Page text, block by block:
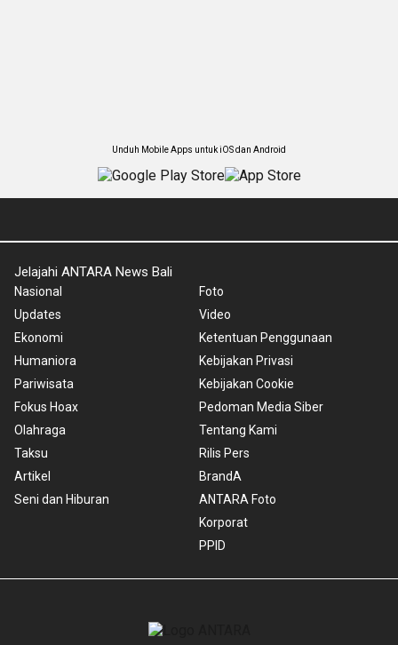
Unduh Mobile Apps untuk iOS dan Android
Jelajahi ANTARA News Bali
Nasional
Updates
Ekonomi
Humaniora
Pariwisata
Fokus Hoax
Olahraga
Taksu
Artikel
Seni dan Hiburan
Foto
Video
Ketentuan Penggunaan
Kebijakan Privasi
Kebijakan Cookie
Pedoman Media Siber
Tentang Kami
Rilis Pers
BrandA
ANTARA Foto
Korporat
PPID